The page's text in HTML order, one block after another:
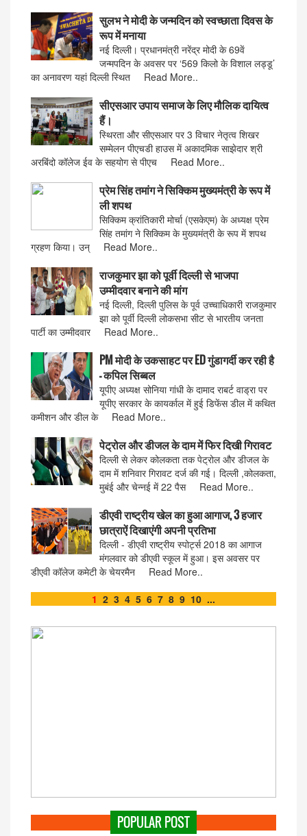
सुलभ ने मोदी के जन्मदिन को स्वच्छाता दिवस के
रूप में मनाया
नई दिल्ली। प्रधानमंत्री नरेंद्र मोदी के 69वें
जन्मपदिन के अवसर पर ‘569 किलो के विशाल लड्डू’
का अनावरण यहां दिल्ली स्थित Read More..
सीएसआर उपाय समाज के लिए मौलिक दायित्व
हैं।
स्थिरता और सीएसआर पर 3 विचार नेतृत्व शिखर
सम्मेलन पीएचडी हाउस में अकादमिक साझेदार श्री
अरबिंदो कॉलेज ईव के सहयोग से पीएच Read More..
प्रेम सिंह तमांग ने सिक्किम मुख्यमंत्री के रूप में
ली शपथ
सिक्किम क्रांतिकारी मोर्चा (एसकेएम) के अध्यक्ष प्रेम
सिंह तमांग ने सिक्किम के मुख्यमंत्री के रूप में शपथ
ग्रहण किया। उन् Read More..
राजकुमार झा को पूर्वी दिल्ली से भाजपा
उम्मीदवार बनाने की मांग
नई दिल्ली, दिल्ली पुलिस के पूर्व उच्चाधिकारी राजकुमार
झा को पूर्वी दिल्ली लोकसभा सीट से भारतीय जनता
पार्टी का उम्मीदवार Read More..
PM मोदी के उकसाहट पर ED गुंडागर्दी कर रही है
– कपिल सिब्बल
यूपीए अध्यक्ष सोनिया गांधी के दामाद राबर्ट वाड्रा पर
यूपीए सरकार के कायर्काल में हुई डिफेंस डील में कथित
कमीशन और डील के Read More..
पेट्रोल और डीजल के दाम में फिर दिखी गिरावट
दिल्ली से लेकर कोलकता तक पेट्रोल और डीजल के
दाम में शनिवार गिरावट दर्ज की गई। दिल्ली ,कोलकता,
मुबंई और चेन्नई में 22 पैस Read More..
डीएवी राष्ट्रीय खेल का हुआ आगाज, 3 हजार
छात्राऐं दिखाएंगी अपनी प्रतिभा
दिल्ली - डीएवी राष्ट्रीय स्पोर्ट्स 2018 का आगाज
मंगलवार को डीएवी स्कूल में हुआ। इस अवसर पर
डीएवी कॉलेज कमेटी के चेयरमैन Read More..
1 2 3 4 5 6 7 8 9 10 ...
POPULAR POST